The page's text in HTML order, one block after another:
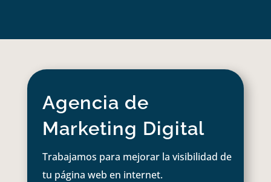
Agencia de
Marketing Digital
Trabajamos para mejorar la visibilidad de
tu página web en internet.